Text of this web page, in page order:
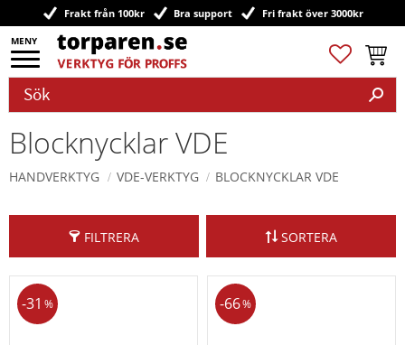
Meny
Frakt från 100kr Bra support Fri frakt över 3000kr
Favoriter
Blocknycklar VDE
HANDVERKTYG VDE-VERKTYG BLOCKNYCKLAR VDE
FILTRERA SORTERA
31 % 66%